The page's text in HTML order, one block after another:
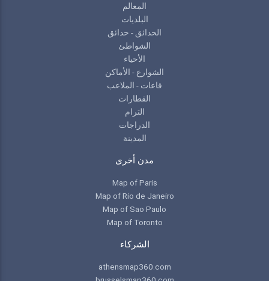
المعالم
البلديات
الحدائق - حدائق
الشواطئ
الأحياء
الشوارع - الأماكن
قاعات - الملاعب
القطارات
الترام
الدراجات
المدينة
مدن أخرى
Map of Paris
Map of Rio de Janeiro
Map of Sao Paulo
Map of Toronto
الشركاء
athensmap360.com